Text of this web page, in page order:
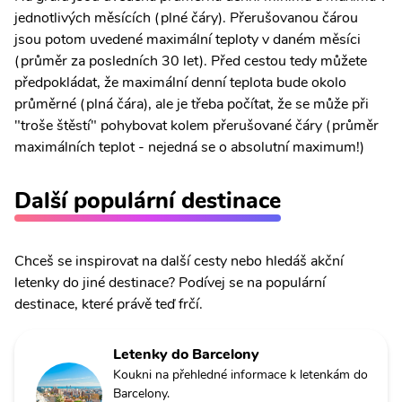
jednotlivých měsících (plné čáry). Přerušovanou čárou
jsou potom uvedené maximální teploty v daném měsíci
(průměr za posledních 30 let). Před cestou tedy můžete
předpokládat, že maximální denní teplota bude okolo
průměrné (plná čára), ale je třeba počítat, že se může při
"troše štěstí" pohybovat kolem přerušované čáry (průměr
maximálních teplot - nejedná se o absolutní maximum!)
Další populární destinace
Chceš se inspirovat na další cesty nebo hledáš akční
letenky do jiné destinace? Podívej se na populární
destinace, které právě teď frčí.
Letenky do Barcelony
Koukni na přehledné informace k letenkám do
Barcelony.